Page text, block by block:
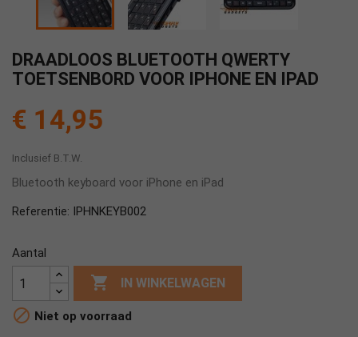
DRAADLOOS BLUETOOTH QWERTY
TOETSENBORD VOOR IPHONE EN IPAD
€ 14,95
Inclusief B.T.W.
Bluetooth keyboard voor iPhone en iPad
Referentie: IPHNKEYB002
Aantal
 IN WINKELWAGEN
 Niet op voorraad